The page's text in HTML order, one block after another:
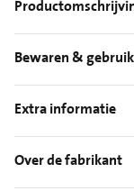
Bewaren & gebruik
Extra informatie
Over de fabrikant